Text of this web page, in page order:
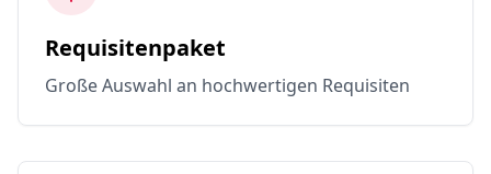
Requisitenpaket
Große Auswahl an hochwertigen Requisiten